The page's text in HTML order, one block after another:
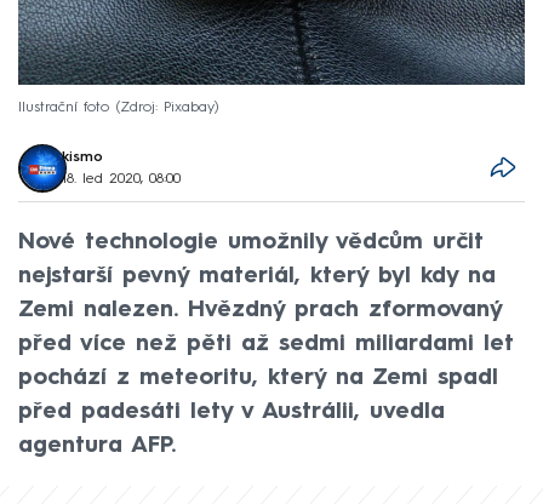
Ilustrační foto Zdroj: Pixabay
kismo
18. led 2020, 08:00
Nové technologie umožnily vědcům určit
nejstarší pevný materiál, který byl kdy na
Zemi nalezen. Hvězdný prach zformovaný
před více než pěti až sedmi miliardami let
pochází z meteoritu, který na Zemi spadl
před padesáti lety v Austrálii, uvedla
agentura AFP.